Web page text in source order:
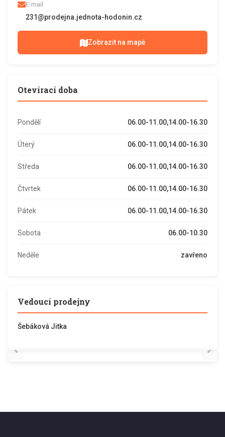
E-mail
231@prodejna.jednota-hodonin.cz
Zobrazit na mapě
Otevírací doba
Pondělí 06.00-11.00,14.00-16.30
Úterý 06.00-11.00,14.00-16.30
Středa 06.00-11.00,14.00-16.30
Čtvrtek 06.00-11.00,14.00-16.30
Pátek 06.00-11.00,14.00-16.30
Sobota 06.00-10.30
Neděle zavřeno
Vedoucí prodejny
Šebáková Jitka